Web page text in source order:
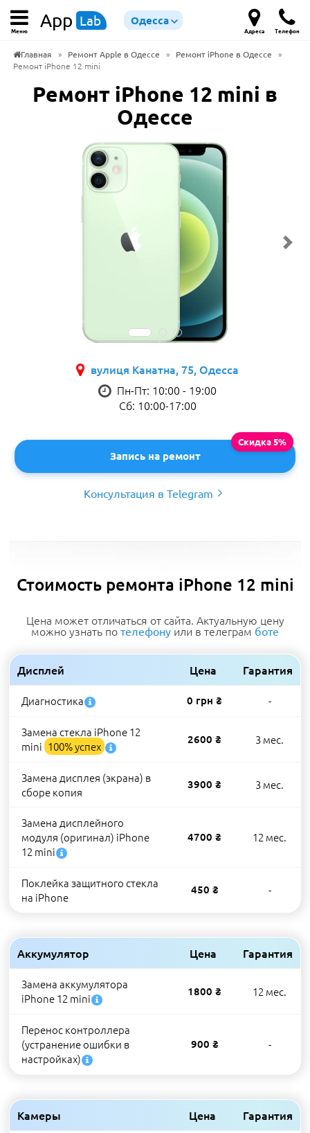
Меню App Lab Одесса
Адреса Телефон
Главная » Ремонт Apple в Одессе » Ремонт iPhone в Одессе
»
Ремонт iPhone 12 mini
Ремонт iPhone 12 mini в
Одессе
вулиця Канатна, 75, Одесса
Пн-Пт: 10:00 - 19:00
Сб: 10:00-17:00
Запись на ремонт
Консультация в Telegram
Стоимость ремонта iPhone 12 mini
Цена может отличаться от сайта. Актуальную цену
можно узнать по телефону или в телеграм боте
Дисплей Цена Гарантия
Диагностика 0 грн ₴ -
Замена стекла iPhone 12
mini 100% успех 2600 ₴ 3 мес.
Замена дисплея (экрана) в
сборе копия
3900 ₴ 3 мес.
Замена дисплейного
модуля (оригинал) iPhone
12 mini
4700 ₴ 12 мес.
Поклейка защитного стекла
на iPhone
450 ₴ -
Аккумулятор Цена Гарантия
Замена аккумулятора
iPhone 12 mini
1800 ₴ 12 мес.
Перенос контроллера
(устранение ошибки в
настройках)
900 ₴ -
Камеры Цена Гарантия